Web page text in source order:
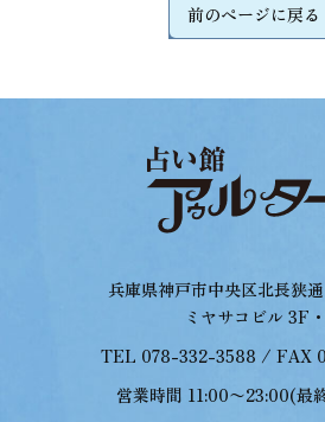
前のページに戻る
兵庫県神戸市中央区北長狭
ミヤサコビル 3F
TEL 078-332-3588 / FAX
営業時間 11:00〜23:00(最